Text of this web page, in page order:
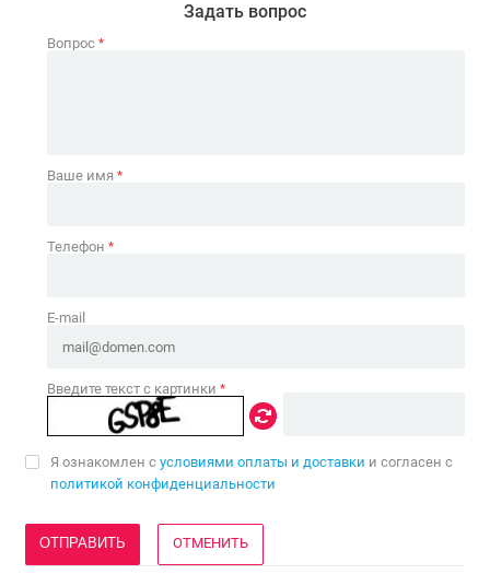
Задать вопрос
Вопрос *
Ваше имя *
Телефон *
E-mail
Введите текст с картинки *
Я ознакомлен с условиями оплаты и доставки и согласен с
политикой конфиденциальности
ОТМЕНИТЬ